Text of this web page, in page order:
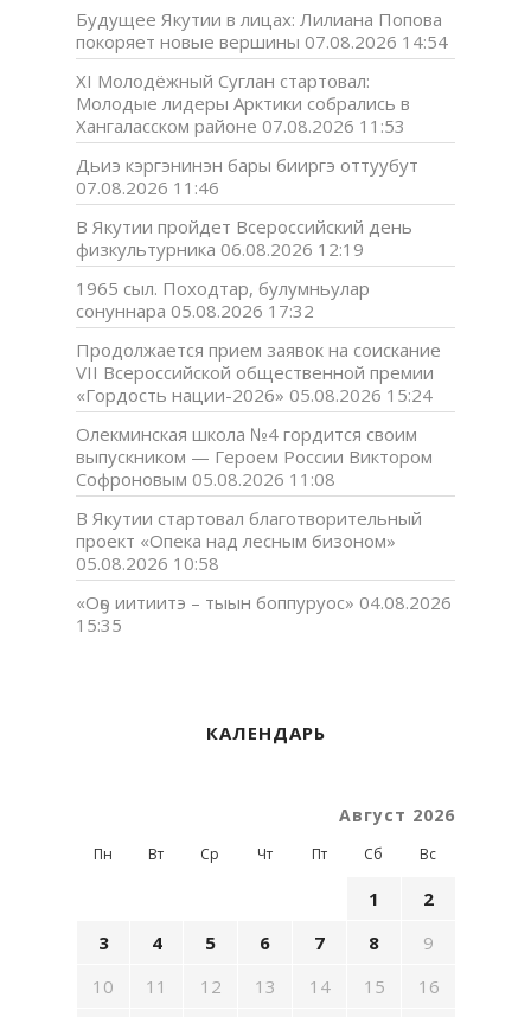
Будущее Якутии в лицах: Лилиана Попова
покоряет новые вершины 07.08.2026 14:54
XI Молодёжный Суглан стартовал:
Молодые лидеры Арктики собрались в
Хангаласском районе 07.08.2026 11:53
Дьиэ кэргэнинэн бары бииргэ оттуубут
07.08.2026 11:46
В Якутии пройдет Всероссийский день
физкультурника 06.08.2026 12:19
1965 сыл. Походтар, булумньулар
сонуннара 05.08.2026 17:32
Продолжается прием заявок на соискание
VII Всероссийской общественной премии
«Гордость нации-2026» 05.08.2026 15:24
Олекминская школа №4 гордится своим
выпускником — Героем России Виктором
Софроновым 05.08.2026 11:08
В Якутии стартовал благотворительный
проект «Опека над лесным бизоном»
05.08.2026 10:58
«Оҕо иитиитэ – тыын боппуруос» 04.08.2026
15:35
КАЛЕНДАРЬ
Август 2026
Пн Вт Ср Чт Пт Сб Вс
1
2
3
4 5 6 7 8
9
10
11 12 13 14 15
16